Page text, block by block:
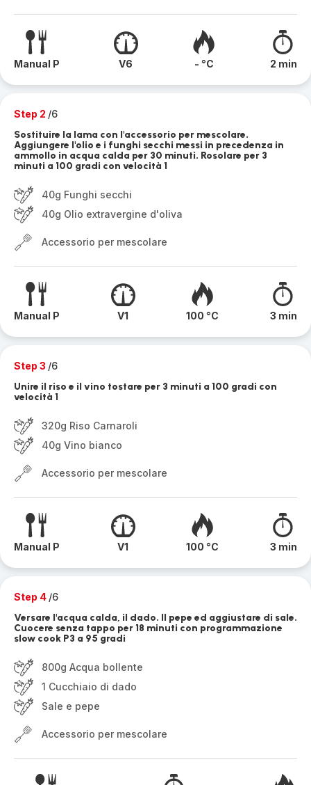
Manual P V6 - °C 2 min
Step 2 /6
Sostituire la lama con l'accessorio per mescolare.
Aggiungere l'olio e i funghi secchi messi in precedenza in
ammollo in acqua calda per 30 minuti. Rosolare per 3
minuti a 100 gradi con velocità 1
40g Funghi secchi
40g Olio extravergine d'oliva
Accessorio per mescolare
Manual P V1 100 °C 3 min
Step 3 /6
Unire il riso e il vino tostare per 3 minuti a 100 gradi con
velocità 1
320g Riso Carnaroli
40g Vino bianco
Accessorio per mescolare
Manual P V1 100 °C 3 min
Step 4 /6
Versare l'acqua calda, il dado. Il pepe ed aggiustare di sale.
Cuocere senza tappo per 18 minuti con programmazione
slow cook P3 a 95 gradi
800g Acqua bollente
1 Cucchiaio di dado
Sale e pepe
Accessorio per mescolare